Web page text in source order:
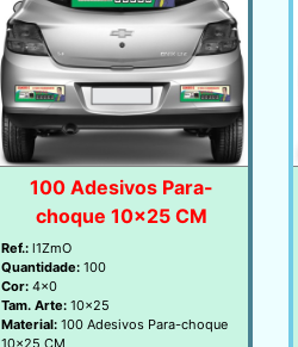
100 Adesivos Para-
choque 10x25 CM
Ref.:l1ZmO
Quantidade: 100
Cor: 4x0
Tam. Arte:10x25
Material:100 Adesivos Para-choque
10x25 CM